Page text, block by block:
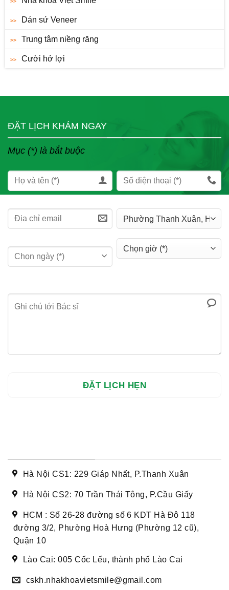
Dán sứ Veneer
Trung tâm niềng răng
Cười hở lợi
ĐẶT LỊCH KHÁM NGAY
Mục (*) là bắt buộc
Hà Nội CS1: 229 Giáp Nhất, P.Thanh Xuân
Hà Nội CS2: 70 Trần Thái Tông, P.Cầu Giấy
HCM : Số 26-28 đường số 6 KDT Hà Đô 118
đường 3/2, Phường Hoà Hưng (Phường 12 cũ),
Quận 10
Lào Cai: 005 Cốc Lếu, thành phố Lào Cai
cskh.nhakhoavietsmile@gmail.com